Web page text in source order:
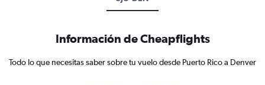
Información de Cheapflights
Todo lo que necesitas saber sobre tu vuelo desde Puerto Rico a Denver